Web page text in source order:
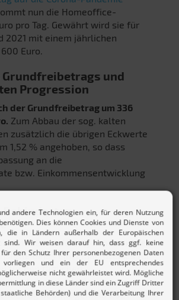
nun die Homeoffice-
pro Tag. Gewährt wird sie für
2021 mit einem jährlichen
Euro.
Grundfreibetrags und
Progression
der Grundfreibetrag um 336
Zum Abbau der sog. kalten
zusätzlich die übrigen Eckwerte
1,52 % angehoben, so dass
an die
bzw. Einkommensentwicklung
Behinderten-
einer Behinderung können in der
eines Einzelnachweises für
für den täglichen
Lebensbedarf einen
beantragen. Ab 2021